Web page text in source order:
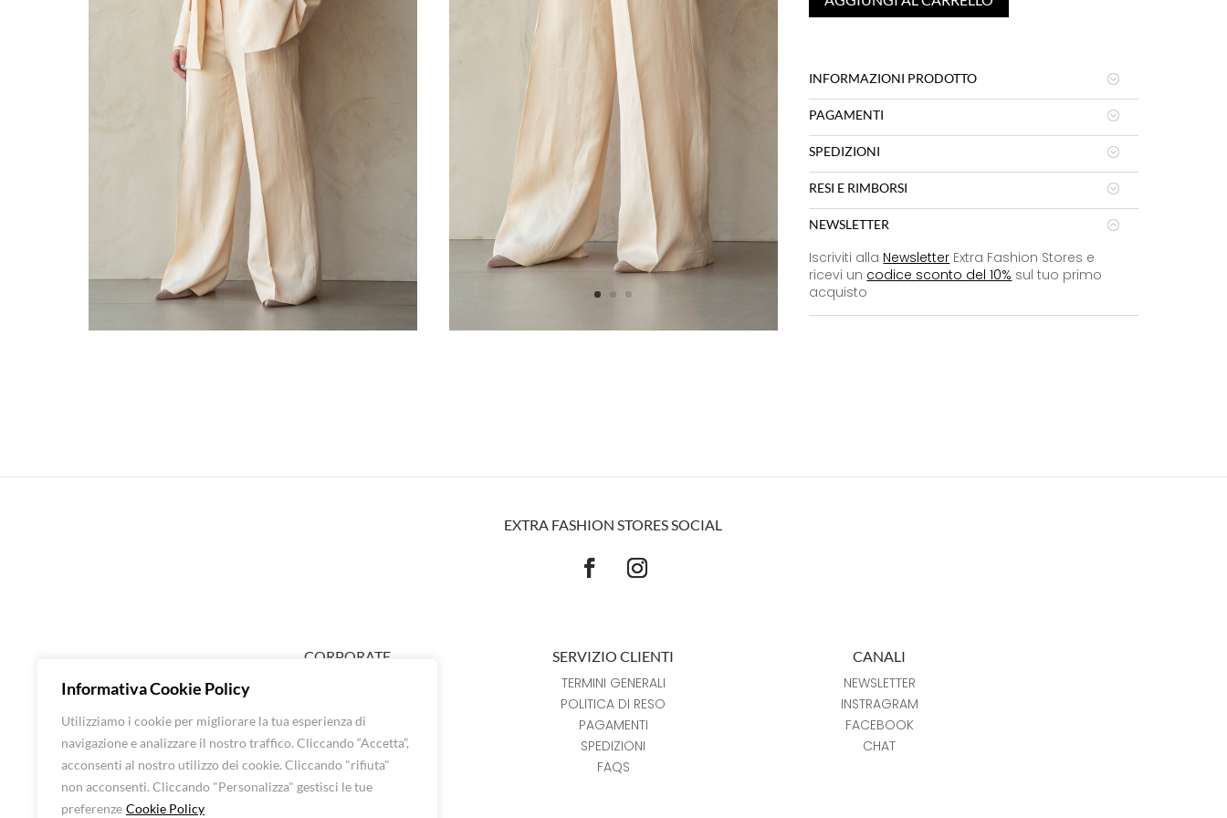
Informativa Cookie Policy
Utilizziamo i cookie per migliorare la tua esperienza di
navigazione e analizzare il nostro traffico. Cliccando “Accetta”,
acconsenti al nostro utilizzo dei cookie. Cliccando "rifiuta"
non acconsenti. Cliccando "Personalizza" gestisci le tue
preferenze Cookie Policy
INFORMAZIONI PRODOTTO
PAGAMENTI
SPEDIZIONI
RESI E RIMBORSI
NEWSLETTER
Iscriviti alla Newsletter Extra Fashion Stores e
ricevi un codice sconto del 10% sul tuo primo
acquisto
EXTRA FASHION STORES SOCIAL
CORPORATE
SHOP UOMO
BRANDS
CONTATTI
SERVIZIO CLIENTI
TERMINI GENERALI
POLITICA DI RESO
PAGAMENTI
SPEDIZIONI
FAQS
CANALI
NEWSLETTER
INSTRAGRAM
FACEBOOK
CHAT